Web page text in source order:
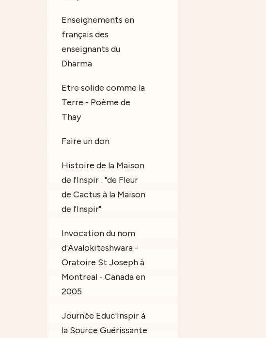
Enseignements en
français des
enseignants du
Dharma
Etre solide comme la
Terre - Poème de
Thay
Faire un don
Histoire de la Maison
de l'Inspir : "de Fleur
de Cactus à la Maison
de l'Inspir"
Invocation du nom
d'Avalokiteshwara -
Oratoire St Joseph à
Montreal - Canada en
2005
Journée Educ'Inspir à
la Source Guérissante